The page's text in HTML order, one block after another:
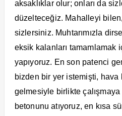
aksaklıklar olur; onları da
düzelteceğiz. Mahalleyi
sizlersiniz. Muhtarımızla
eksik kalanları tamamlamak
yapıyoruz. En son patenci
bizden bir yer istemişti, hava
gelmesiyle birlikte çalışmaya
betonunu atıyoruz, en kısa